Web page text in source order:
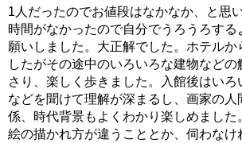
1人だったのでお値段はなかなか、と思
時間がなかったので自分でうろうろする
願いしました。大正解でした。ホテルか
したがその途中のいろいろな建物など
さり、楽しく歩きました。入館後はいろ
などを聞けて理解が深まるし、画家の人
係、時代背景もよくわかり楽しめました
絵の描かれ方が違うこととか、伺わなけ